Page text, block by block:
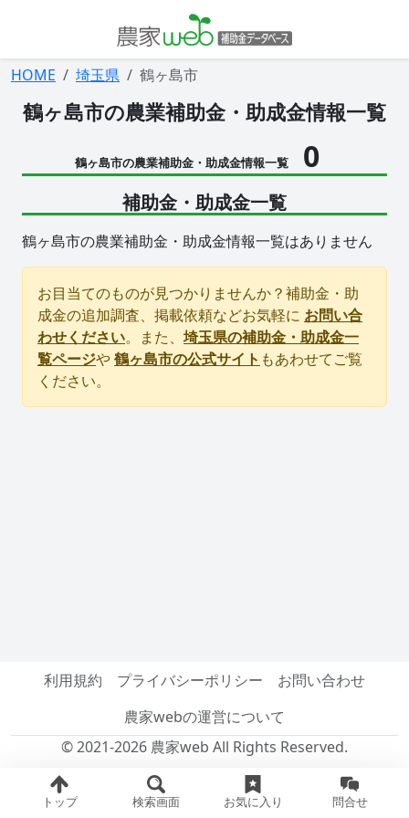
HOME 埼玉県 鶴ヶ島市
鶴ヶ島市の農業補助金・助成金情報一覧
鶴ヶ島市の農業補助金・助成金情報一覧 0
補助金・助成金一覧
鶴ヶ島市の農業補助金・助成金情報一覧はありません
お目当てのものが見つかりませんか？補助金・助
成金の追加調査、掲載依頼などお気軽に お問い合
わせください。また、 埼玉県の補助金・助成金一
覧ページや鶴ヶ島市の公式サイト もあわせてご覧
ください。
利用規約 プライバシーポリシー
お問い合わせ
農家webの運営について
© 2021-2026 農家web All Rights Reserved.
トップ 検索画面 お気に入り 問合せ